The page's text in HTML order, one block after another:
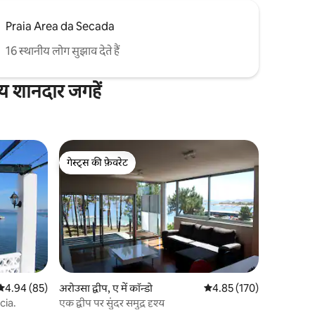
Praia Area da Secada
16 स्थानीय लोग सुझाव देते हैं
शानदार जगहें
रेटिंग 5 में से 4.94, 85 समीक्षाएँ
4.94 (85)
गेस्ट्स की फ़ेवरेट
गेस्ट्स की फ़ेवरेट
अरोउसा द्वीप, ए में कॉन्डो औसत रेटिंग 5 में से 4.85,
4.85 (170)
एक द्वीप पर सुंदर समुद्र दृश्य